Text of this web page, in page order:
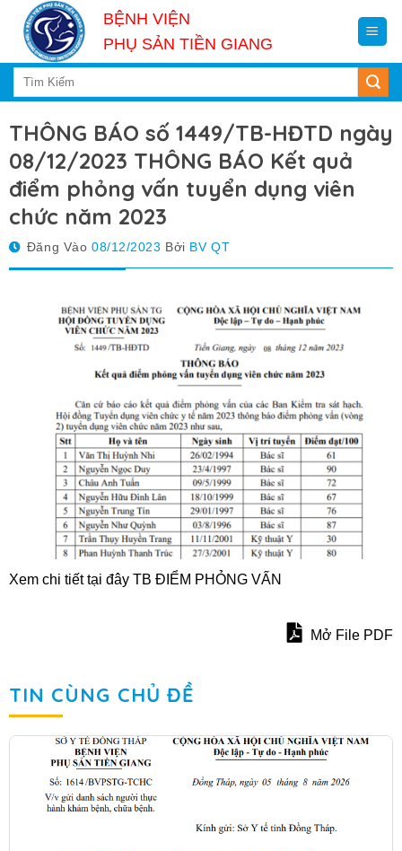
content
BỆNH VIỆN
PHỤ SẢN TIỀN GIANG
THÔNG BÁO số 1449/TB-HĐTD ngày
08/12/2023 THÔNG BÁO Kết quả
điểm phỏng vấn tuyển dụng viên
chức năm 2023
Đăng Vào 08/12/2023 Bởi BV QT
Xem chi tiết tại đây TB ĐIỂM PHỎNG VẤN
Mở File PDF
TIN CÙNG CHỦ ĐỀ